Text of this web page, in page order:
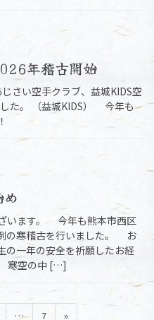
年稽古開始
さい空手クラブ、益城KIDS空
た。 （益城KIDS） 今年も
います。 今年も熊本市西区
の寒稽古を行いました。 お
の一年の安全を祈願したお経
寒空の中 […]
… 固
7 »